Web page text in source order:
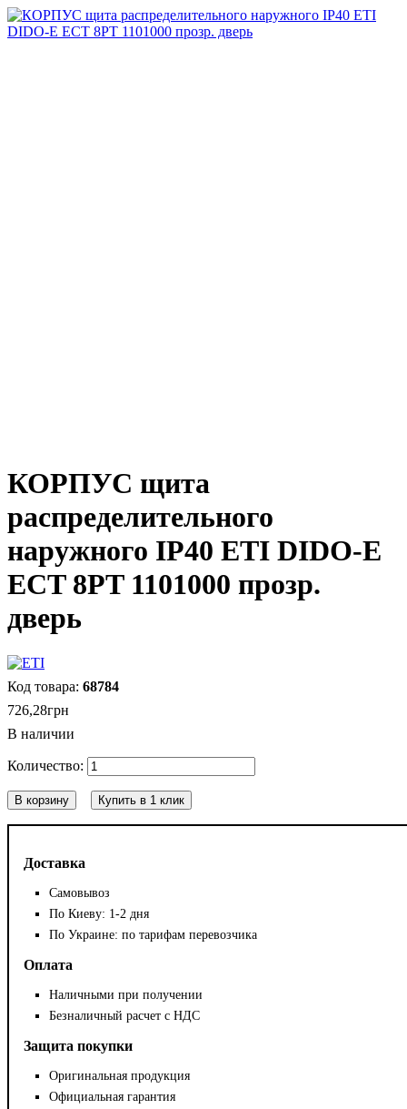
КОРПУС щита
распределительного
наружного IP40 ETI DIDO-E
ECT 8PT 1101000 прозр.
дверь
68784
726,28грн
В наличии
В корзину Купить в 1 клик
Доставка
Самовывоз
По Киеву: 1-2 дня
По Украине: по тарифам перевозчика
Оплата
Наличными при получении
Безналичный расчет с НДС
Защита покупки
Оригинальная продукция
Официальная гарантия